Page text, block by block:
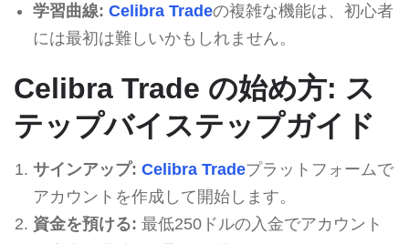
学習曲線: Celibra Tradeの複雑な機能は、初心者
には最初は難しいかもしれません。
Celibra Trade の始め方: ス
テップバイステップガイド
サインアップ: Celibra Tradeプラットフォームで
アカウントを作成して開始します。
資金を預ける: 最低250ドルの入金でアカウント